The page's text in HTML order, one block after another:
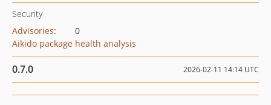
Security
Advisories:
0
Aikido package health analysis
0.7.0 2026-02-11 14:14 UTC